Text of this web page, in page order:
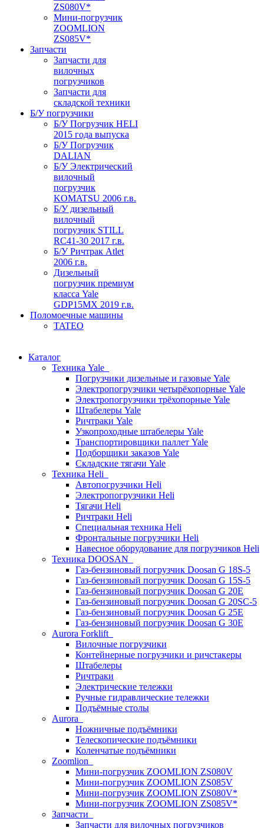
ZS080V*
Мини-погрузчик
ZOOMLION
ZS085V*
Запчасти
Запчасти для
вилочных
погрузчиков
Запчасти для
складской техники
Б/У погрузчики
Б/У Погрузчик HELI
2015 года выпуска
Б/У Погрузчик
DALIAN
Б/У Электрический
вилочный
погрузчик
KOMATSU 2006 г.в.
Б/У дизельный
вилочный
погрузчик STILL
RC41-30 2017 г.в.
Б/У Ричтрак Atlet
2006 г.в.
Дизельный
погрузчик премиум
класса Yale
GDP15MX 2019 г.в.
Поломоечные машины
TATEO
Каталог
Техника Yale
Погрузчики дизельные и газовые Yale
Электропогрузчики четырёхопорные Yale
Электропогрузчики трёхопорные Yale
Штабелеры Yale
Ричтраки Yale
Узкопроходные штабелеры Yale
Транспортировщики паллет Yale
Подборщики заказов Yale
Складские тягачи Yale
Техника Heli
Автопогрузчики Heli
Электропогрузчики Heli
Тягачи Heli
Ричтраки Heli
Специальная техника Heli
Фронтальные погрузчики Heli
Навесное оборудование для погрузчиков Heli
Техника DOOSAN
Газ-бензиновый погрузчик Doosan G 18S-5
Газ-бензиновый погрузчик Doosan G 15S-5
Газ-бензиновый погрузчик Doosan G 20E
Газ-бензиновый погрузчик Doosan G 20SC-5
Газ-бензиновый погрузчик Doosan G 25E
Газ-бензиновый погрузчик Doosan G 30E
Aurora Forklift
Вилочные погрузчики
Контейнерные погрузчики и ричстакеры
Штабелеры
Ричтраки
Электрические тележки
Ручные гидравлические тележки
Подъёмные столы
Aurora
Ножничные подъёмники
Телескопические подъёмники
Коленчатые подъёмники
Zoomlion
Мини-погрузчик ZOOMLION ZS080V
Мини-погрузчик ZOOMLION ZS085V
Мини-погрузчик ZOOMLION ZS080V*
Мини-погрузчик ZOOMLION ZS085V*
Запчасти
Запчасти для вилочных погрузчиков